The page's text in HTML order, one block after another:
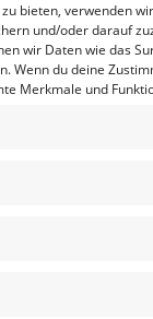
bieten, verwenden
und/oder darauf
wir Daten wie das
Wenn du deine
Merkmale und